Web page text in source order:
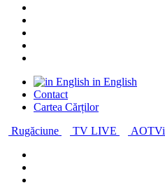
in English
Contact
Cartea Cărților
Rugăciune
TV LIVE AOTVi